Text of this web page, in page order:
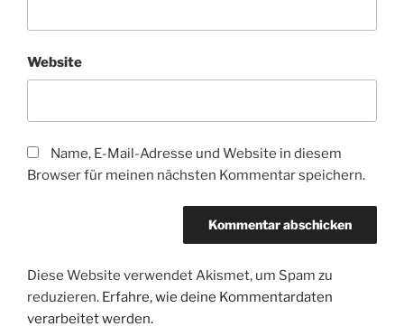
Website
Name, E-Mail-Adresse und Website in diesem
Browser für meinen nächsten Kommentar speichern.
Diese Website verwendet Akismet, um Spam zu
reduzieren. Erfahre, wie deine Kommentardaten
verarbeitet werden.